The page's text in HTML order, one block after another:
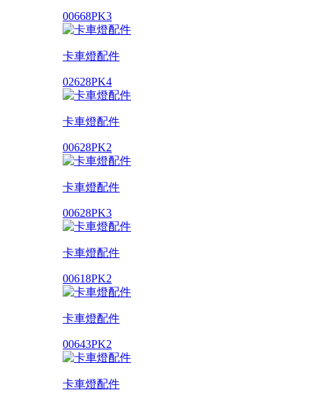
00668PK3
卡車燈配件
02628PK4
卡車燈配件
00628PK2
卡車燈配件
00628PK3
卡車燈配件
00618PK2
卡車燈配件
00643PK2
卡車燈配件